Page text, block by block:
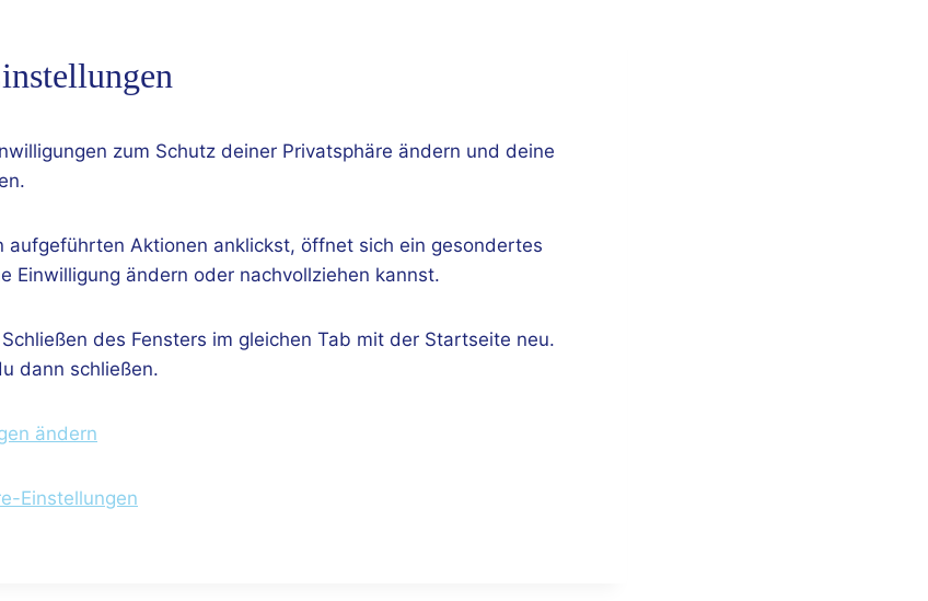
zum Schutz deiner Privatsphäre ändern und deine
aufgeführten Aktionen anklickst, öffnet sich ein gesondertes
Einwilligung ändern oder nachvollziehen kannst.
des Fensters im gleichen Tab mit der Startseite neu.
dann schließen.
ändern
Einstellungen